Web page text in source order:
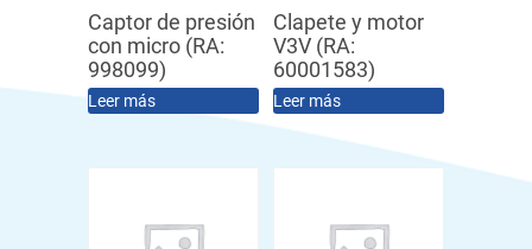
Captor de presión
con micro (RA:
998099)
Leer más
Clapete y motor
V3V (RA:
60001583)
Leer más